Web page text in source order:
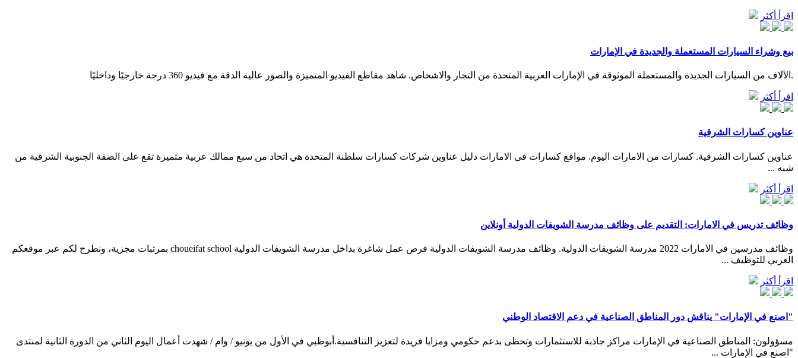
اقرأ أكثر
بيع وشراء السيارات المستعملة والجديدة في الإمارات
.الآلاف من السيارات الجديدة والمستعملة الموثوقة في الإمارات العربية المتحدة من التجار والاشخاص. شاهد مقاطع الفيديو المتميزة والصور عالية الدقة مع فيديو 360 درجة خارجيًا وداخليًا
اقرأ أكثر
عناوين كسارات الشرقية
عناوين كسارات الشرقية. كسارات من الامارات اليوم. مواقع كسارات فى الامارات دليل عناوين شركات كسارات سلطنة المتحدة هي اتحاد من سبع ممالك عربية متميزة تقع على الضفة الجنوبية الشرقية من
شبه ...
اقرأ أكثر
وظائف تدريس في الامارات: التقديم على وظائف مدرسة الشويفات الدولية أونلاين
وظائف مدرسين في الامارات 2022 مدرسة الشويفات الدولية. وظائف مدرسة الشويفات الدولية فرص عمل شاغرة بداخل مدرسة الشويفات الدولية choueifat school بمرتبات مجزية، ونطرح لكم عبر موقعكم
العربي للتوظيف ...
اقرأ أكثر
"اصنع في الإمارات" يناقش دور المناطق الصناعية في دعم الاقتصاد الوطني
مسؤولون: المناطق الصناعية في الإمارات مراكز جاذبة للاستثمارات وتحظى بدعم حكومي ومزايا فريدة لتعزيز التنافسية.أبوظبي في الأول من يونيو / وام / شهدت أعمال اليوم الثاني من الدورة الثانية لمنتدى
"اصنع في الإمارات ...